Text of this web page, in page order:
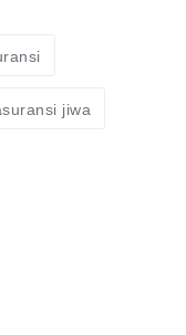
jiwa